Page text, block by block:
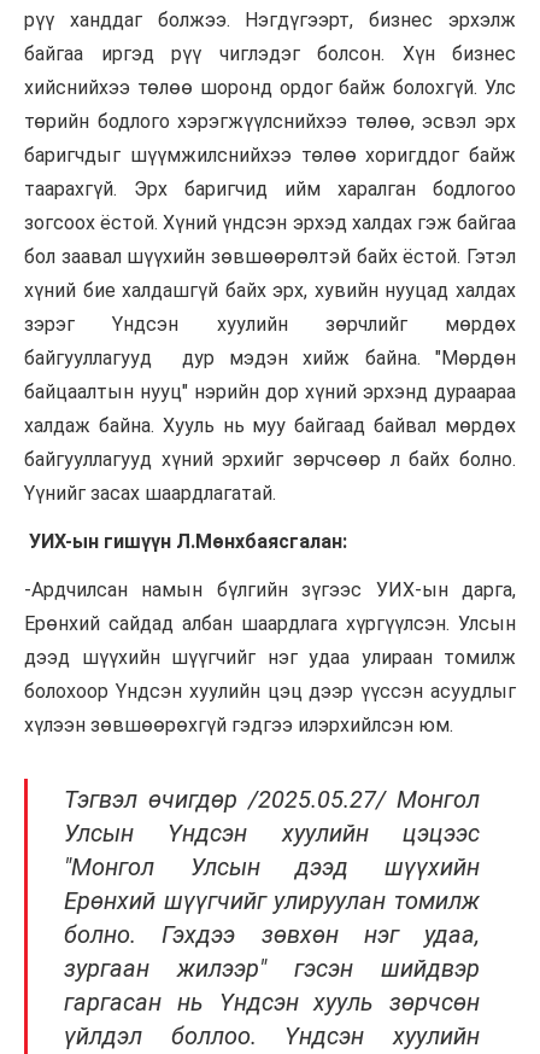
рүү ханддаг болжээ. Нэгдүгээрт, бизнес эрхэлж
байгаа иргэд рүү чиглэдэг болсон. Хүн бизнес
хийснийхээ төлөө шоронд ордог байж болохгүй. Улс
төрийн бодлого хэрэгжүүлснийхээ төлөө, эсвэл эрх
баригчдыг шүүмжилснийхээ төлөө хоригддог байж
таарахгүй. Эрх баригчид ийм харалган бодлогоо
зогсоох ёстой. Хүний үндсэн эрхэд халдах гэж байгаа
бол заавал шүүхийн зөвшөөрөлтэй байх ёстой. Гэтэл
хүний бие халдашгүй байх эрх, хувийн нууцад халдах
зэрэг Үндсэн хуулийн зөрчлийг мөрдөх
байгууллагууд дур мэдэн хийж байна. "Мөрдөн
байцаалтын нууц" нэрийн дор хүний эрхэнд дураараа
халдаж байна. Хууль нь муу байгаад байвал мөрдөх
байгууллагууд хүний эрхийг зөрчсөөр л байх болно.
Үүнийг засах шаардлагатай.
УИХ-ын гишүүн Л.Мөнхбаясгалан:
-Ардчилсан намын бүлгийн зүгээс УИХ-ын дарга,
Ерөнхий сайдад албан шаардлага хүргүүлсэн. Улсын
дээд шүүхийн шүүгчийг нэг удаа улираан томилж
болохоор Үндсэн хуулийн цэц дээр үүссэн асуудлыг
хүлээн зөвшөөрөхгүй гэдгээ илэрхийлсэн юм.
Тэгвэл өчигдөр /2025.05.27/ Монгол
Улсын Үндсэн хуулийн цэцээс
"Монгол Улсын дээд шүүхийн
Ерөнхий шүүгчийг улируулан томилж
болно. Гэхдээ зөвхөн нэг удаа,
зургаан жилээр" гэсэн шийдвэр
гаргасан нь Үндсэн хууль зөрчсөн
үйлдэл боллоо. Үндсэн хуулийн